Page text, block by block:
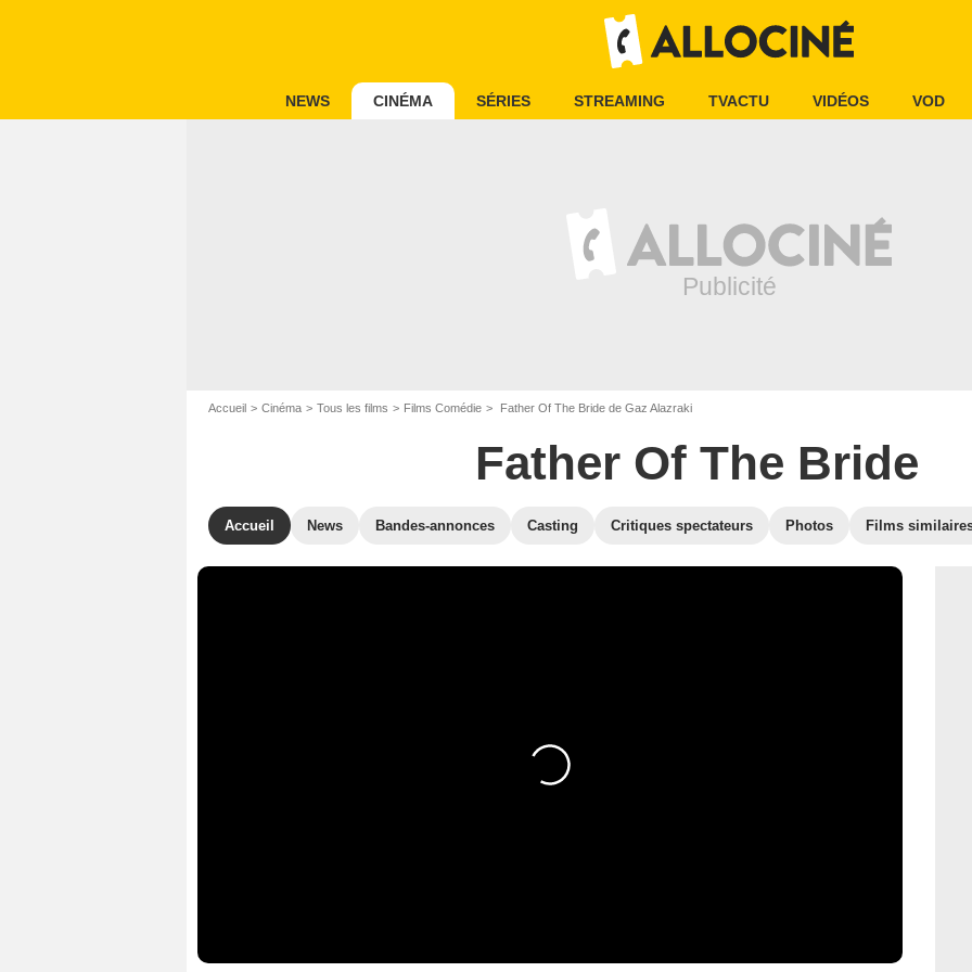
NEWS CINÉMA SÉRIES STREAMING TVACTU VIDÉOS VOD
Accueil Cinéma Tous les films Films Comédie Father Of The Bride de Gaz Alazraki
Father Of The Bride
Accueil News Bandes-annonces Casting Critiques spectateurs Photos Films